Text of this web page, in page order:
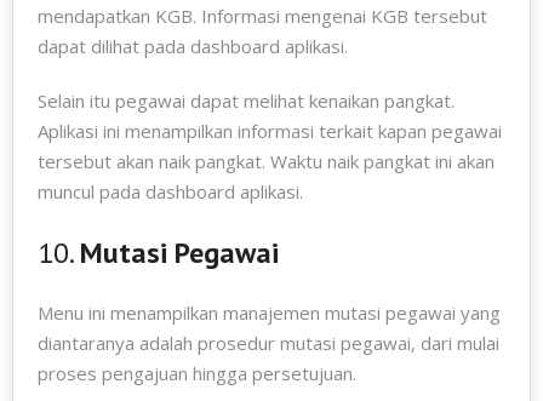
mendapatkan KGB. Informasi mengenai KGB tersebut
dapat dilihat pada dashboard aplikasi.
Selain itu pegawai dapat melihat kenaikan pangkat.
Aplikasi ini menampilkan informasi terkait kapan pegawai
tersebut akan naik pangkat. Waktu naik pangkat ini akan
muncul pada dashboard aplikasi.
10.Mutasi Pegawai
Menu ini menampilkan manajemen mutasi pegawai yang
diantaranya adalah prosedur mutasi pegawai, dari mulai
proses pengajuan hingga persetujuan.